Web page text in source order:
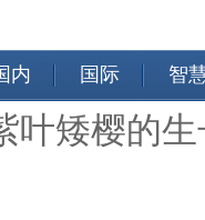
内 国际 智
矮樱的生